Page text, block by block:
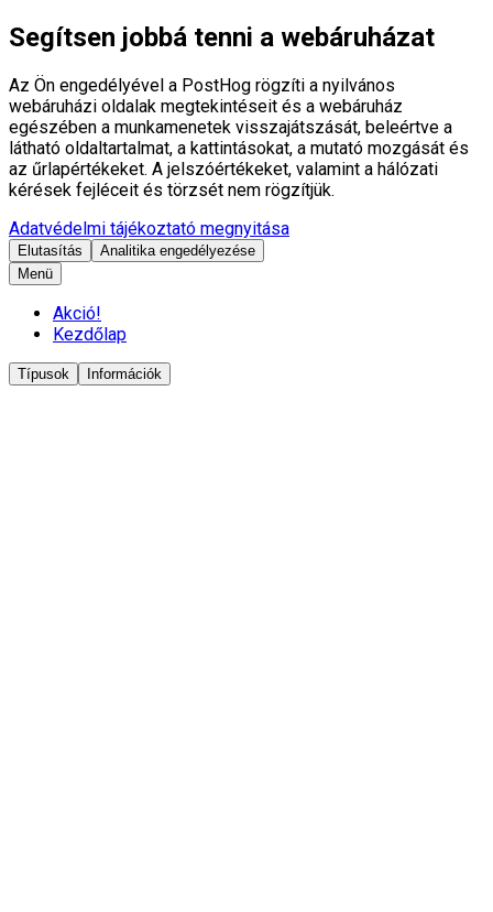
Segítsen jobbá tenni a webáruházat
Az Ön engedélyével a PostHog rögzíti a nyilvános
webáruházi oldalak megtekintéseit és a webáruház
egészében a munkamenetek visszajátszását, beleértve a
látható oldaltartalmat, a kattintásokat, a mutató mozgását és
az űrlapértékeket. A jelszóértékeket, valamint a hálózati
kérések fejléceit és törzsét nem rögzítjük.
Adatvédelmi tájékoztató megnyitása
Elutasítás
Analitika engedélyezése
Menü
Akció!
Kezdőlap
Típusok Információk